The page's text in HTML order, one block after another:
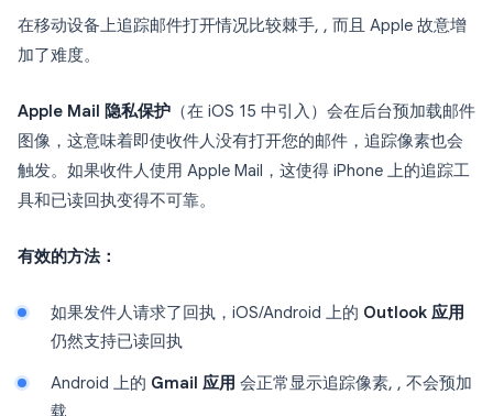
在移动设备上追踪邮件打开情况比较棘手, , 而且 Apple 故意增
加了难度。
Apple Mail 隐私保护 （在 iOS 15 中引入）会在后台预加载邮件
图像，这意味着即使收件人没有打开您的邮件，追踪像素也会
触发。如果收件人使用 Apple Mail，这使得 iPhone 上的追踪工
具和已读回执变得不可靠。
有效的方法：
如果发件人请求了回执，iOS/Android 上的 Outlook 应用
仍然支持已读回执
Android 上的 Gmail 应用 会正常显示追踪像素, , 不会预加
载